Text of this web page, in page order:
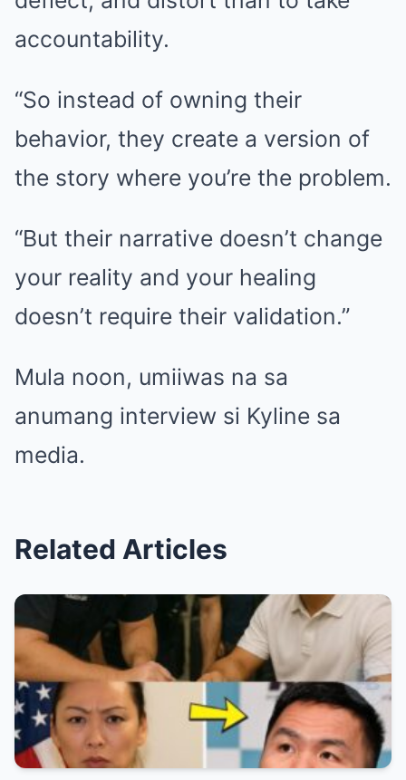
accountability.
“So instead of owning their
behavior, they create a version of
the story where you’re the problem.
“But their narrative doesn’t change
your reality and your healing
doesn’t require their validation.”
Mula noon, umiiwas na sa
anumang interview si Kyline sa
media.
Related Articles